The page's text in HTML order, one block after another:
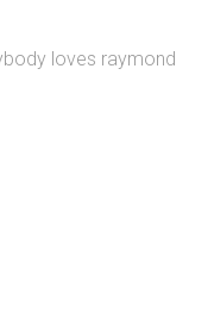
loves raymond